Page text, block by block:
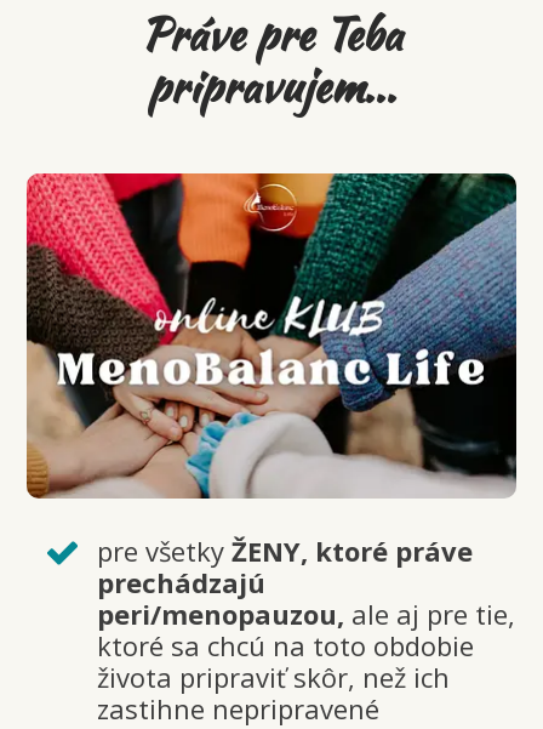
Práve pre Teba
pripravujem...
pre všetkyŽENY, ktoré práve
prechádzajú
peri/menopauzou, ale aj pre tie,
ktoré sa chcú na toto obdobie
života pripraviť skôr, než ich
zastihne nepripravené